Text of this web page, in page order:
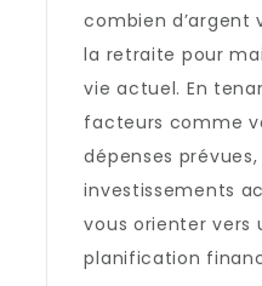
combien d’argent
la retraite pour
vie actuel. En
facteurs comme
dépenses
investissements
vous orienter vers
planification